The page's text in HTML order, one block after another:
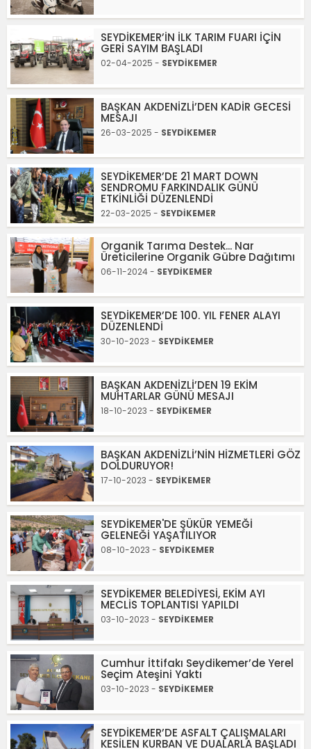
SEYDİKEMER’İN İLK TARIM FUARI İÇİN
GERİ SAYIM BAŞLADI
02-04-2025 - SEYDİKEMER
BAŞKAN AKDENİZLİ’DEN KADİR GECESİ
MESAJI
26-03-2025 - SEYDİKEMER
SEYDİKEMER’DE 21 MART DOWN
SENDROMU FARKINDALIK GÜNÜ
ETKİNLİĞİ DÜZENLENDİ
22-03-2025 - SEYDİKEMER
Organik Tarıma Destek... Nar
Üreticilerine Organik Gübre Dağıtımı
06-11-2024 - SEYDİKEMER
SEYDİKEMER’DE 100. YIL FENER ALAYI
DÜZENLENDİ
30-10-2023 - SEYDİKEMER
BAŞKAN AKDENİZLİ’DEN 19 EKİM
MUHTARLAR GÜNÜ MESAJI
18-10-2023 - SEYDİKEMER
BAŞKAN AKDENİZLİ’NİN HİZMETLERİ GÖZ
DOLDURUYOR!
17-10-2023 - SEYDİKEMER
SEYDİKEMER'DE ŞÜKÜR YEMEĞİ
GELENEĞİ YAŞATILIYOR
08-10-2023 - SEYDİKEMER
SEYDİKEMER BELEDİYESİ, EKİM AYI
MECLİS TOPLANTISI YAPILDI
03-10-2023 - SEYDİKEMER
Cumhur İttifakı Seydikemer’de Yerel
Seçim Ateşini Yaktı
03-10-2023 - SEYDİKEMER
SEYDİKEMER’DE ASFALT ÇALIŞMALARI
KESİLEN KURBAN VE DUALARLA BAŞLADI